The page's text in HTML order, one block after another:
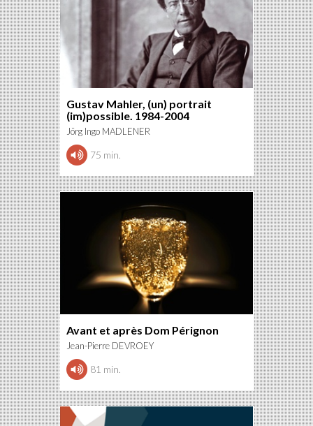
Gustav Mahler, (un) portrait
(im)possible. 1984-2004
Jörg Ingo MADLENER
75 min.
Avant et après Dom Pérignon
Jean-Pierre DEVROEY
81 min.